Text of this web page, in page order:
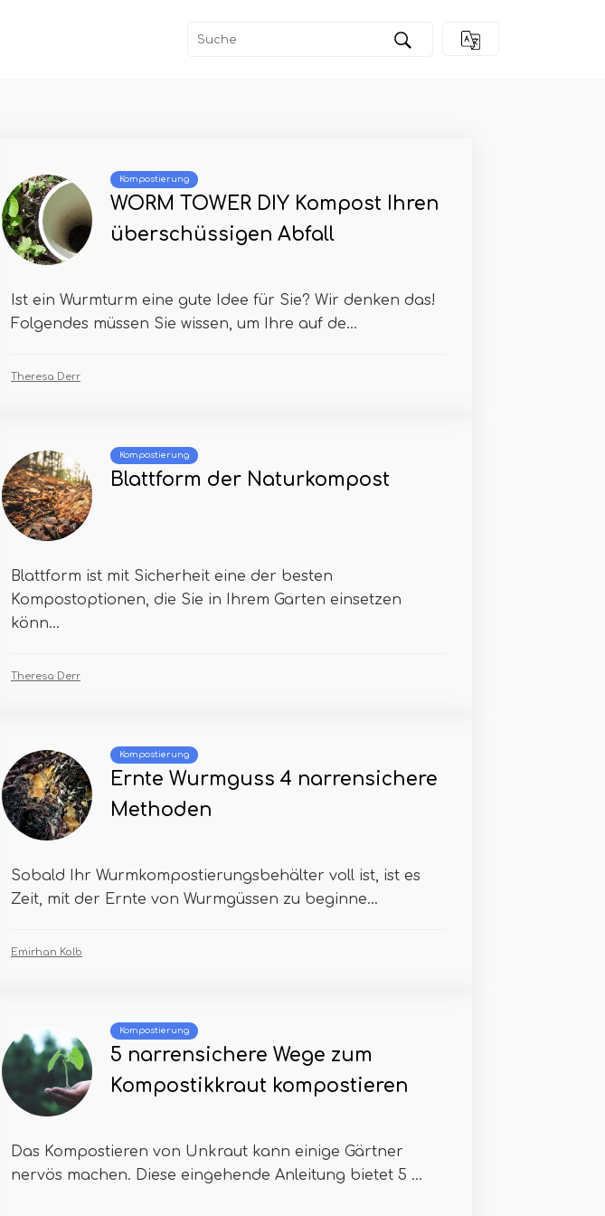
Kompostierung
WORM TOWER DIY Kompost Ihren
überschüssigen Abfall
Ist ein Wurmturm eine gute Idee für Sie? Wir denken das!
Folgendes müssen Sie wissen, um Ihre auf de...
Theresa Derr
Kompostierung
Blattform der Naturkompost
Blattform ist mit Sicherheit eine der besten
Kompostoptionen, die Sie in Ihrem Garten einsetzen
könn...
Theresa Derr
Kompostierung
Ernte Wurmguss 4 narrensichere
Methoden
Sobald Ihr Wurmkompostierungsbehälter voll ist, ist es
Zeit, mit der Ernte von Wurmgüssen zu beginne...
Emirhan Kolb
Kompostierung
5 narrensichere Wege zum
Kompostikkraut kompostieren
Das Kompostieren von Unkraut kann einige Gärtner
nervös machen. Diese eingehende Anleitung bietet 5 ...